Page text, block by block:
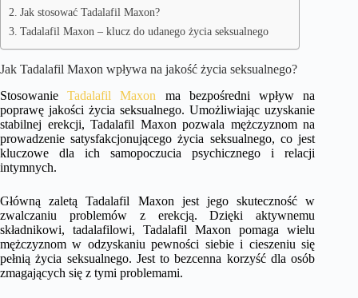
Jak stosować Tadalafil Maxon?
Tadalafil Maxon – klucz do udanego życia seksualnego
Jak Tadalafil Maxon wpływa na jakość życia seksualnego?
StosowanieTadalafil Maxon ma bezpośredni wpływ na
poprawę jakości życia seksualnego. Umożliwiając uzyskanie
stabilnej erekcji, Tadalafil Maxon pozwala mężczyznom na
prowadzenie satysfakcjonującego życia seksualnego, co jest
kluczowe dla ich samopoczucia psychicznego i relacji
intymnych.
Główną zaletą Tadalafil Maxon jest jego skuteczność w
zwalczaniu problemów z erekcją. Dzięki aktywnemu
składnikowi, tadalafilowi, Tadalafil Maxon pomaga wielu
mężczyznom w odzyskaniu pewności siebie i cieszeniu się
pełnią życia seksualnego. Jest to bezcenna korzyść dla osób
zmagających się z tymi problemami.